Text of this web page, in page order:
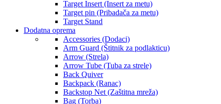
String/Cable set CU (Set tetiva i kablovi za
složeni luk)
Tetiva za luk
Tiller bolt
V-Bar (Razdelnik za stabilizator)
V-Bar Acc
V-Bar CU (Razdelnik za stabilizator za složeni
luk)
Weights (Tegovi)
Weights BB
Target Insert (Insert za metu)
Target pin (Pribadača za metu)
Target Stand
Dodatna oprema
Accessories (Dodaci)
Arm Guard (Štitnik za podlakticu)
Arrow (Strela)
Arrow Tube (Tuba za strele)
Back Quiver
Backpack (Ranac)
Backstop Net (Zaštitna mreža)
Bag (Torba)